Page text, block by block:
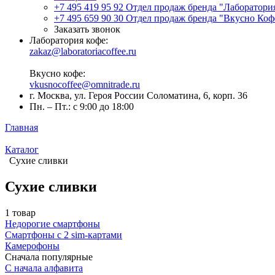
+7 495 419 95 92 Отдел продаж бренда
+7 495 659 90 30 Отдел продаж бренда "Вкусно
Заказать звонок
Лаборатория кофе:
zakaz@laboratoriacoffee.ru
Вкусно кофе:
vkusnocoffee@omnitrade.ru
г. Москва, ул. Героя России Соломатина, 6, корп. 36
Пн. – Пт.: с 9:00 до 18:00
Главная
Каталог
Сухие сливки
Сухие сливки
1 товар
Недорогие смартфоны
Смартфоны с 2 sim-картами
Камерофоны
Сначала популярные
С начала алфавита